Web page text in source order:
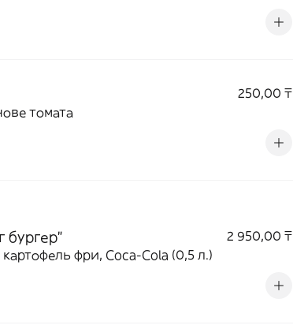
250,00 ₸
томата
бургер"
2 950,00 ₸
картофель фри, Coca-Cola (0,5 л.)